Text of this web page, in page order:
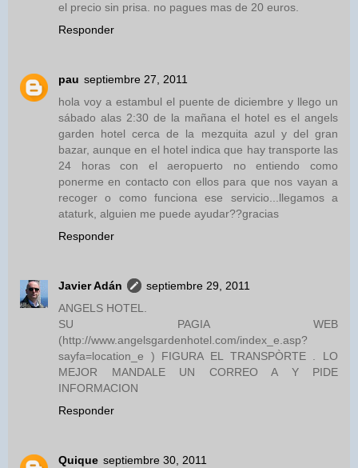
el precio sin prisa. no pagues mas de 20 euros.
Responder
pau septiembre 27, 2011
hola voy a estambul el puente de diciembre y llego un
sábado alas 2:30 de la mañana el hotel es el angels
garden hotel cerca de la mezquita azul y del gran
bazar, aunque en el hotel indica que hay transporte las
24 horas con el aeropuerto no entiendo como
ponerme en contacto con ellos para que nos vayan a
recoger o como funciona ese servicio...llegamos a
ataturk, alguien me puede ayudar??gracias
Responder
Javier Adán
septiembre 29, 2011
ANGELS HOTEL.
SU PAGIA WEB
(http://www.angelsgardenhotel.com/index_e.asp?
sayfa=location_e ) FIGURA EL TRANSPÒRTE . LO
MEJOR MANDALE UN CORREO A Y PIDE
INFORMACION
Responder
Quique septiembre 30, 2011